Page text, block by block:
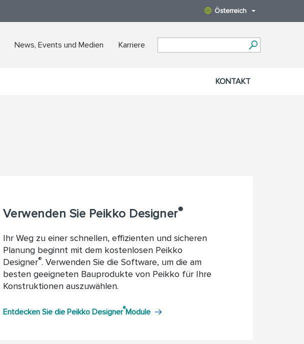
Österreich
News, Events und Medien Karriere
KONTAKT
Verwenden Sie Peikko Designer®
Ihr Weg zu einer schnellen, effizienten und sicheren
Planung beginnt mit dem kostenlosen Peikko
Designer®. Verwenden Sie die Software, um die am
besten geeigneten Bauprodukte von Peikko für Ihre
Konstruktionen auszuwählen.
Entdecken Sie die Peikko Designer®Module